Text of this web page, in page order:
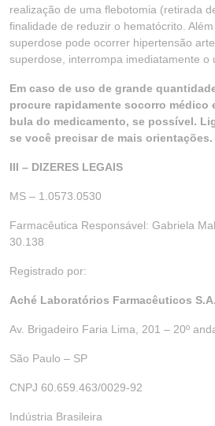
realização de uma flebotomia (retirada
finalidade de reduzir o hematócrito.
superdose pode ocorrer hipertensão
superdose, interrompa imediatamente o
Em caso de uso de grande
procure rapidamente socorro médico
bula do medicamento, se possível.
se você precisar de mais orientações.
III – DIZERES LEGAIS
MS – 1.0573.0530
Farmacêutica Responsável: Gabriela
30.138
Registrado por:
Aché Laboratórios Farmacêuticos S.A.
Av. Brigadeiro Faria Lima, 201 – 20º
São Paulo – SP
CNPJ 60.659.463/0029-92
Indústria Brasileira